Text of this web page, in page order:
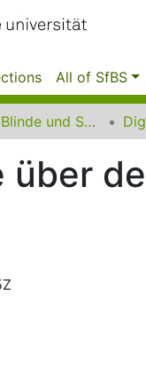
All of SfBS
Service für Blinde und Sehbehinderte der UB Dortmund
über